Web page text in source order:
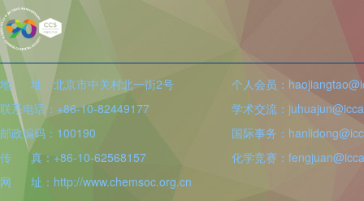
地 址：北京市中关村北一街2号
联系电话：+86-10-82449177
邮政编码：100190
传 真：+86-10-62568157
网 址：http://www.chemsoc.org.cn
个人会员：
学术交流：
国际事务：
化学竞赛：